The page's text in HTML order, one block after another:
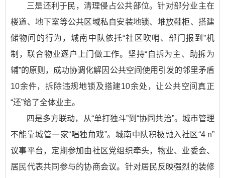
三是还利于民，清理侵占公共部位。针对部分业主在
楼道、地下室等公共区域私自安装地锁、堆放鞋柜、搭建
储物间的行为，城南中队依托“社区吹哨、部门报到”机
制，联合物业逐户上门做工作。坚持“自拆为主、助拆为
辅”的原则，成功协调化解因公共空间使用引发的邻里矛盾
10余件，拆除违规地锁及搭建10余处，让公共空间真正
“还”给了全体业主。
四是多方联动，从“单打独斗”到“协同共治”。城市管理
不能靠城管一家“唱独角戏”。城南中队积极融入社区“4 n”
议事平台，定期参加由社区党组织牵头，物业、业委会、
居民代表共同参与的协商会议。针对居民反映强烈的装修